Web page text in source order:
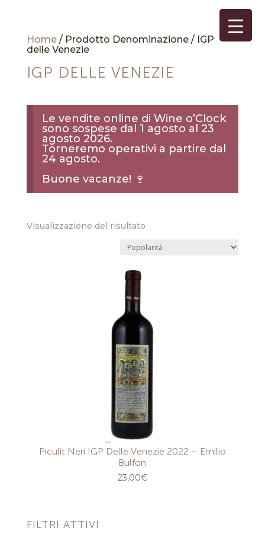
Home/ Prodotto Denominazione / IGP
delle Venezie
IGP DELLE VENEZIE
Le vendite online di Wine o’Clock
sono sospese dal 1 agosto al 23
agosto 2026.
Torneremo operativi a partire dal
24 agosto.
Buone vacanze! 🍷
Visualizzazione del risultato
Piculit Neri IGP Delle Venezie 2022 – Emilio
Bulfon
23,00€
FILTRI ATTIVI